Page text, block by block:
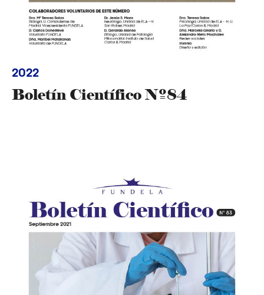
2022
Boletín Científico Nº84